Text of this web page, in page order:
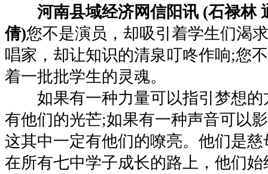
河南县域经济网信阳讯 (石禄林
倩)您不是演员，却吸引着学生们渴
唱家，却让知识的清泉叮咚作响;您
着一批批学生的灵魂。
如果有一种力量可以指引梦想
有他们的光芒;如果有一种声音可以
这其中一定有他们的嘹亮。他们是
在所有七中学子成长的路上，他们